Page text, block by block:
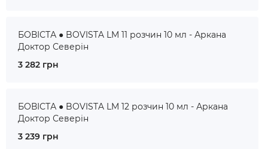
БОВІСТА ● BOVISTA LM 11 розчин 10 мл - Аркана
Доктор Северін
3 282 грн
БОВІСТА ● BOVISTA LM 12 розчин 10 мл - Аркана
Доктор Северін
3 239 грн